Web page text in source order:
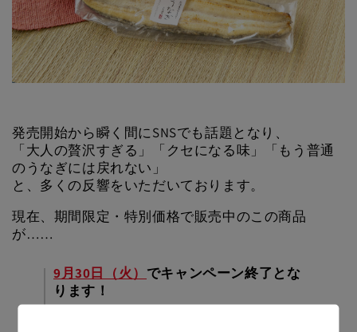
発売開始から瞬く間にSNSでも話題となり、
「大人の贅沢すぎる」「クセになる味」「もう普通
のうなぎには戻れない」
と、多くの反響をいただいております。
現在、期間限定・特別価格で販売中のこの商品
が……
9月30日（火） でキャンペーン終了とな
ります！